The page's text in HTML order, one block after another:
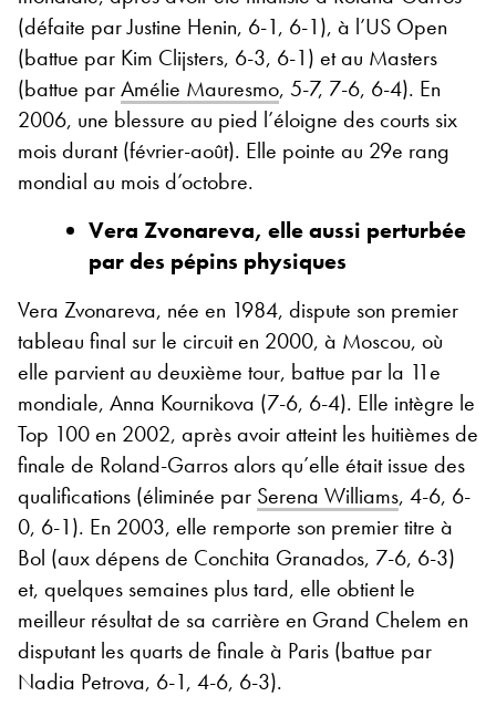
(défaite par Justine Henin, 6-1, 6-1), à l’US Open
(battue par Kim Clijsters, 6-3, 6-1) et au Masters
(battue parAmélie Mauresmo, 5-7, 7-6, 6-4). En
2006, une blessure au pied l’éloigne des courts six
mois durant (février-août). Elle pointe au 29e rang
mondial au mois d’octobre.
Vera Zvonareva, elle aussi perturbée
par des pépins physiques
Vera Zvonareva, née en 1984, dispute son premier
tableau final sur le circuit en 2000, à Moscou, où
elle parvient au deuxième tour, battue par la 11e
mondiale, Anna Kournikova (7-6, 6-4). Elle intègre le
Top 100 en 2002, après avoir atteint les huitièmes de
finale de Roland-Garros alors qu’elle était issue des
qualifications (éliminée par Serena Williams, 4-6, 6-
0, 6-1). En 2003, elle remporte son premier titre à
Bol (aux dépens de Conchita Granados, 7-6, 6-3)
et, quelques semaines plus tard, elle obtient le
meilleur résultat de sa carrière en Grand Chelem en
disputant les quarts de finale à Paris (battue par
Nadia Petrova, 6-1, 4-6, 6-3).